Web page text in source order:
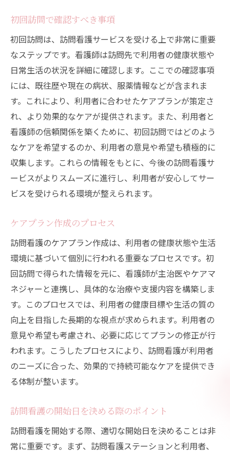
初回訪問で確認すべき事項
初回訪問は、訪問看護サービスを受ける上で非常に重要
なステップです。看護師は訪問先で利用者の健康状態や
日常生活の状況を詳細に確認します。ここでの確認事項
には、既往歴や現在の病状、服薬情報などが含まれま
す。これにより、利用者に合わせたケアプランが策定さ
れ、より効果的なケアが提供されます。また、利用者と
看護師の信頼関係を築くために、初回訪問ではどのよう
なケアを希望するのか、利用者の意見や希望も積極的に
収集します。これらの情報をもとに、今後の訪問看護サ
ービスがよりスムーズに進行し、利用者が安心してサー
ビスを受けられる環境が整えられます。
ケアプラン作成のプロセス
訪問看護のケアプラン作成は、利用者の健康状態や生活
環境に基づいて個別に行われる重要なプロセスです。初
回訪問で得られた情報を元に、看護師が主治医やケアマ
ネジャーと連携し、具体的な治療や支援内容を構築しま
す。このプロセスでは、利用者の健康目標や生活の質の
向上を目指した長期的な視点が求められます。利用者の
意見や希望も考慮され、必要に応じてプランの修正が行
われます。こうしたプロセスにより、訪問看護が利用者
のニーズに合った、効果的で持続可能なケアを提供でき
る体制が整います。
訪問看護の開始日を決める際のポイント
訪問看護を開始する際、適切な開始日を決めることは非
常に重要です。まず、訪問看護ステーションと利用者、